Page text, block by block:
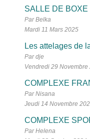
SALLE DE BOXE
Par Belka
Mardi 11 Mars 2025
Les attelages de
Par dje
Vendredi 29 Novembre
COMPLEXE
Par Nisana
Jeudi 14 Novembre
COMPLEXE
Par Helena